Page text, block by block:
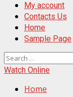
My account
Contacts Us
Home
Sample Page
Search
for:
Watch Online
Home